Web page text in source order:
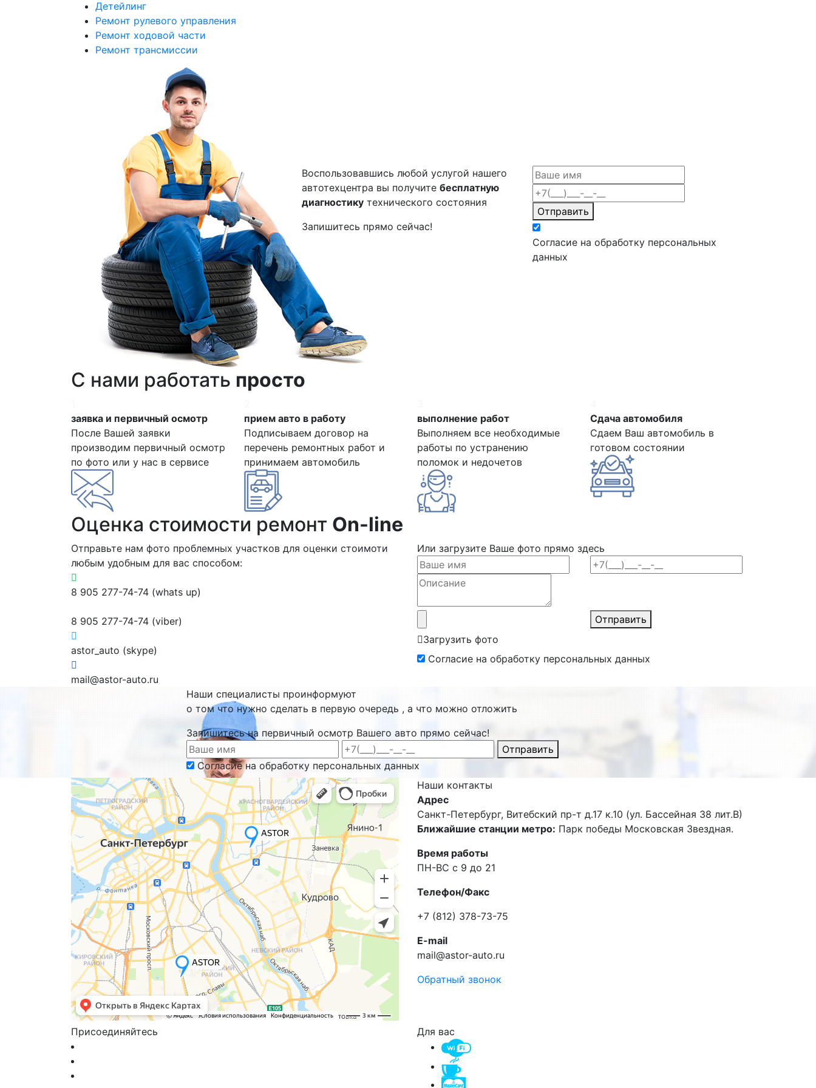
Детейлинг
Ремонт рулевого управления
Ремонт ходовой части
Ремонт трансмиссии
Воспользовавшись любой услугой нашего
автотехцентра вы получите бесплатную
диагностику технического состояния
Запишитесь прямо сейчас!
Отправить
Согласие на обработку персональных
данных
С нами работать просто
заявка и первичный осмотр
После Вашей заявки
производим первичный осмотр
по фото или у нас в сервисе
прием авто в работу
Подписываем договор на
перечень ремонтных работ и
принимаем автомобиль
выполнение работ
Выполняем все необходимые
работы по устранению
поломок и недочетов
Сдача автомобиля
Сдаем Ваш автомобиль в
готовом состоянии
Оценка стоимости ремонт On-line
Отправьте нам фото проблемных участков для оценки стоимоти
любым удобным для вас способом:
8 905 277-74-74 (whats up)
8 905 277-74-74 (viber)
astor_auto (skype)
mail@astor-auto.ru
Или загрузите Ваше фото прямо здесь
Загрузить фото
Отправить
Согласие на обработку персональных данных
Наши специалисты проинформуют
о том что нужно сделать в первую очередь , а что можно отложить
Запишитесь на первичный осмотр Вашего авто прямо сейчас!
Отправить
Согласие на обработку персональных данных
Наши контакты
Адрес
Санкт-Петербург, Витебский пр-т д.17 к.10 (ул. Бассейная 38 лит.В)
Ближайшие станции метро: Парк победы Московская Звездная.
Время работы
ПН-ВС с 9 до 21
Телефон/Факс
+7 (812) 378-73-75
E-mail
mail@astor-auto.ru
Обратный звонок
Присоединяйтесь Для вас